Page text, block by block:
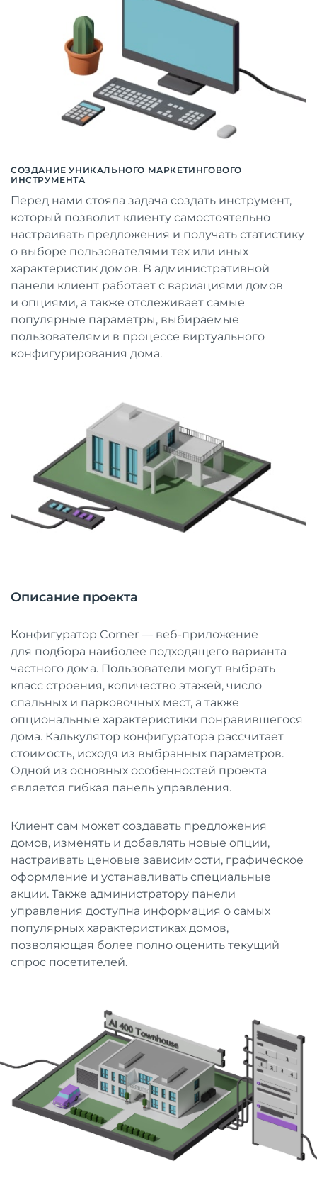
СОЗДАНИЕ УНИКАЛЬНОГО МАРКЕТИНГОВОГО
ИНСТРУМЕНТА
Перед нами стояла задача создать инструмент,
который позволит клиенту самостоятельно
настраивать предложения и получать статистику
о выборе пользователями тех или иных
характеристик домов. В административной
панели клиент работает с вариациями домов
и опциями, а также отслеживает самые
популярные параметры, выбираемые
пользователями в процессе виртуального
конфигурирования дома.
Описание проекта
Конфигуратор Corner — веб-приложение
для подбора наиболее подходящего варианта
частного дома. Пользователи могут выбрать
класс строения, количество этажей, число
спальных и парковочных мест, а также
опциональные характеристики понравившегося
дома. Калькулятор конфигуратора рассчитает
стоимость, исходя из выбранных параметров.
Одной из основных особенностей проекта
является гибкая панель управления.
Клиент сам может создавать предложения
домов, изменять и добавлять новые опции,
настраивать ценовые зависимости, графическое
оформление и устанавливать специальные
акции. Также администратору панели
управления доступна информация о самых
популярных характеристиках домов,
позволяющая более полно оценить текущий
спрос посетителей.